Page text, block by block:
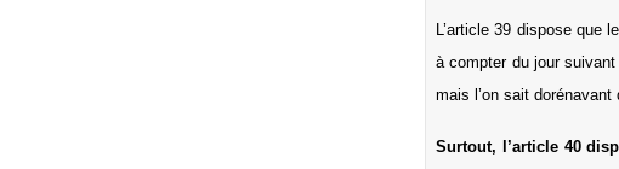
L’article 39 dispose que
à compter du jour
mais l’on sait
Surtout, l’article 40